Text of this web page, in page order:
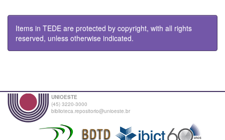
Items in TEDE are protected by copyright, with all rights
reserved, unless otherwise indicated.
UNIOESTE
(45) 3220-3000
biblioteca.repositorio@unioeste.br